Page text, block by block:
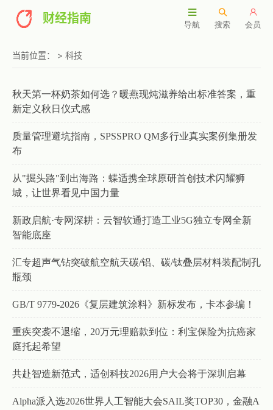
财经指南 导航 搜索 会员
当前位置： > 科技
秋天第一杯奶茶如何选？暖燕现炖滋养给出标准答案，重
新定义秋日仪式感
质量管理避坑指南，SPSSPRO QM多行业真实案例集册发
布
从"掘头路"到出海路：蝶适携全球原研首创技术闪耀狮
城，让世界看见中国力量
新政启航·专网深耕：云智软通打造工业5G独立专网全新
智能底座
汇专超声气钻突破航空航天碳/铝、碳/钛叠层材料装配制孔
瓶颈
GB/T 9779-2026《复层建筑涂料》新标发布，卡本参编！
重疾突袭不退缩，20万元理赔款到位：利宝保险为抗癌家
庭托起希望
共赴智造新范式，适创科技2026用户大会将于深圳启幕
Alpha派入选2026世界人工智能大会SAIL奖TOP30，金融A